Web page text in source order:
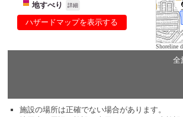
地すべり 詳細
ハザードマップを表示する
Shoreline
全
施設の場所は正確でない場合があります。